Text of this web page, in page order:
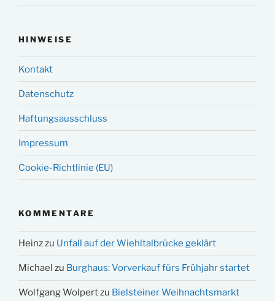
HINWEISE
Kontakt
Datenschutz
Haftungsausschluss
Impressum
Cookie-Richtlinie (EU)
KOMMENTARE
Heinzzu Unfall auf der Wiehltalbrücke geklärt
Michael zu Burghaus: Vorverkauf fürs Frühjahr startet
Wolfgang Wolpertzu Bielsteiner Weihnachtsmarkt